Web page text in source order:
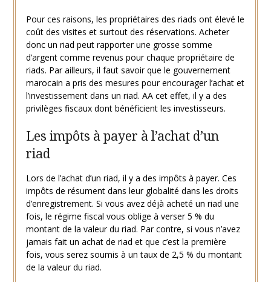
Pour ces raisons, les propriétaires des riads ont élevé le
coût des visites et surtout des réservations. Acheter
donc un riad peut rapporter une grosse somme
d’argent comme revenus pour chaque propriétaire de
riads. Par ailleurs, il faut savoir que le gouvernement
marocain a pris des mesures pour encourager l’achat et
l’investissement dans un riad. AA cet effet, il y a des
privilèges fiscaux dont bénéficient les investisseurs.
Les impôts à payer à l’achat d’un
riad
Lors de l’achat d’un riad, il y a des impôts à payer. Ces
impôts de résument dans leur globalité dans les droits
d’enregistrement. Si vous avez déjà acheté un riad une
fois, le régime fiscal vous oblige à verser 5 % du
montant de la valeur du riad. Par contre, si vous n’avez
jamais fait un achat de riad et que c’est la première
fois, vous serez soumis à un taux de 2,5 % du montant
de la valeur du riad.